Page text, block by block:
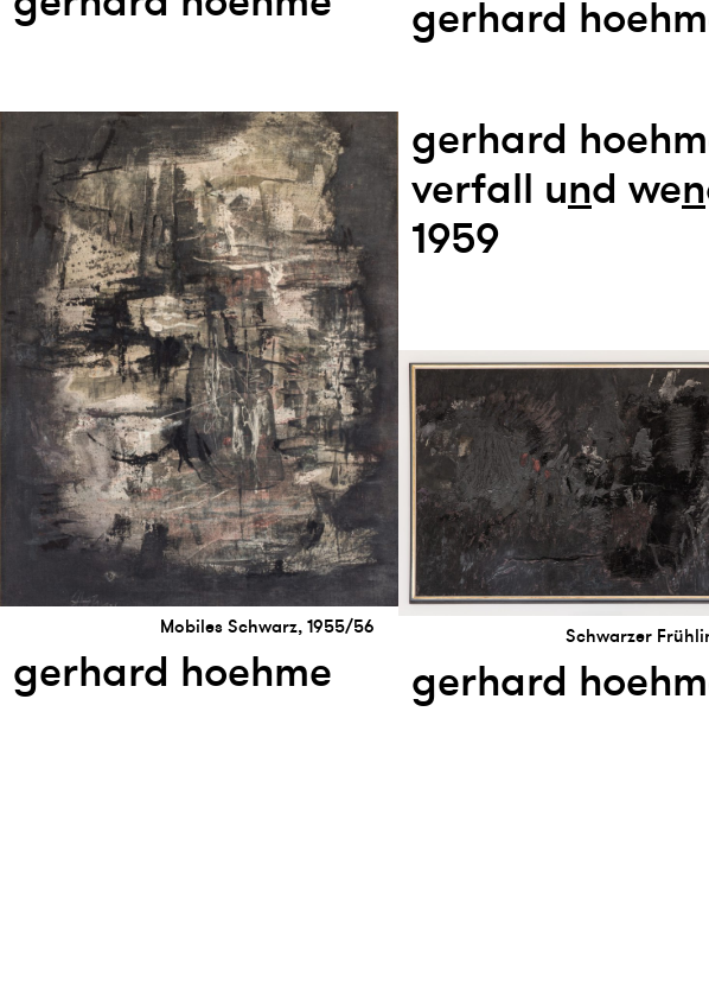
gerhard
Mobiles Schwarz, 1955/56
gerhard hoehme
gerhard
verfall und wen
1959
Schwarzer
gerhard